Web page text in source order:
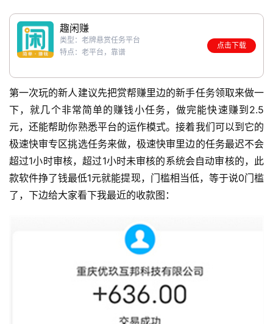
趣闲赚
类型：老牌悬赏任务平台
特点：老平台，靠谱
点击下载
第一次玩的新人建议先把赏帮赚里边的新手任务领取来做一
下，就几个非常简单的赚钱小任务，做完能快速赚到2.5
元，还能帮助你熟悉平台的运作模式。接着我们可以到它的
极速快审专区挑选任务来做，极速快审里边的任务最迟不会
超过1小时审核，超过1小时未审核的系统会自动审核的，此
款软件挣了钱最低1元就能提现，门槛相当低，等于说0门槛
了，下边给大家看下我最近的收款图：